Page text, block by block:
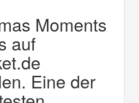
Moments
auf
Eine der